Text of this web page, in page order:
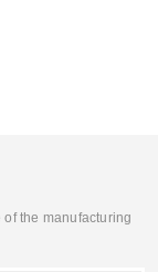
the manufacturing